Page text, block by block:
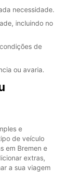
necessidade.
incluindo no
de
ou avaria.
e
de veículo
em Bremen e
extras,
a sua viagem